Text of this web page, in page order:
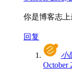
你是博客志
回复
小
October